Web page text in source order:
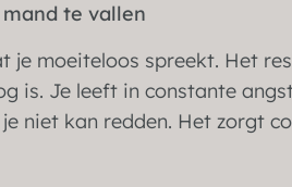
te vallen
je moeiteloos spreekt. Het
is. Je leeft in constante
niet kan redden. Het zorgt